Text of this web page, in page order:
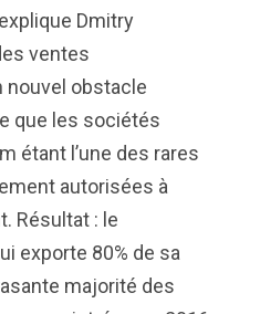
Dmitry
ventes
nouvel obstacle
que les sociétés
étant l’une des rares
autorisées à
Résultat : le
exporte 80% de sa
majorité des